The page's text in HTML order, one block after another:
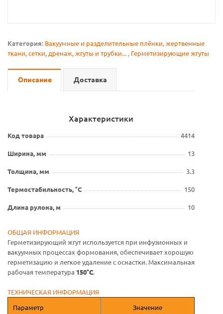
Категория: Вакуумные и разделительные плёнки, жертвенные
ткани, сетки, дренаж, жгуты и трубки... , Герметизирующие жгуты
Описание Доставка
Характеристики
Код товара 4414
Ширина, мм 13
Толщина, мм 3.3
Термостабильность, °С 150
Длина рулона, м 10
ОБЩАЯ ИНФОРМАЦИЯ
Герметизирующий жгут используется при инфузионных и
вакуумных процессах формования, обеспечивает хорошую
герметизацию и легкое удаление с оснастки. Максимальная
рабочая температура 150°С.
ТЕХНИЧЕСКАЯ ИНФОРМАЦИЯ
Параметр
Значение